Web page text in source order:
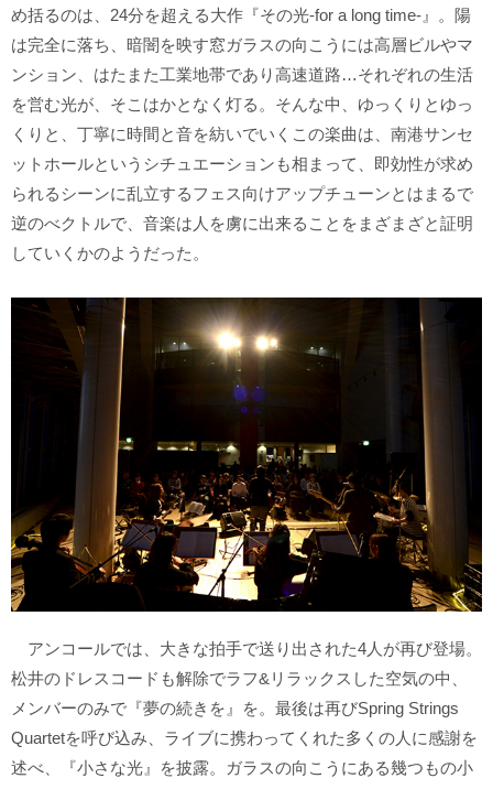
め括るのは、24分を超える大作『その光-for a long time-』。陽
は完全に落ち、暗闇を映す窓ガラスの向こうには高層ビルやマ
ンション、はたまた工業地帯であり高速道路…それぞれの生活
を営む光が、そこはかとなく灯る。そんな中、ゆっくりとゆっ
くりと、丁寧に時間と音を紡いでいくこの楽曲は、南港サンセ
ットホールというシチュエーションも相まって、即効性が求め
られるシーンに乱立するフェス向けアップチューンとはまるで
逆のべクトルで、音楽は人を虜に出来ることをまざまざと証明
していくかのようだった。
アンコールでは、大きな拍手で送り出された4人が再び登場。
松井のドレスコードも解除でラフ&リラックスした空気の中、
メンバーのみで『夢の続きを』を。最後は再びSpring Strings
Quartetを呼び込み、ライブに携わってくれた多くの人に感謝を
述べ、『小さな光』を披露。ガラスの向こうにある幾つもの小